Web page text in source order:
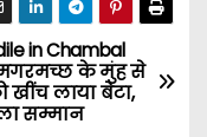
in Chambal
मगरमच्छ के मुंह से
खींच लाया बेटा,
सम्मान